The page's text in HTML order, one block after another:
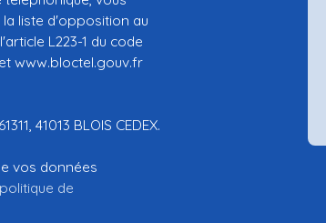
liste d'opposition au
L223-1 du code
www.bloctel.gouv.fr
41013 BLOIS CEDEX.
vos données
politique de